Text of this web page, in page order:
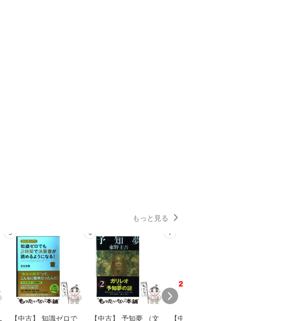
もっと見る
5
【中古】 知識ゼロで
6
【中古】 予知夢 （文
7
【中古】 野ブタ。を